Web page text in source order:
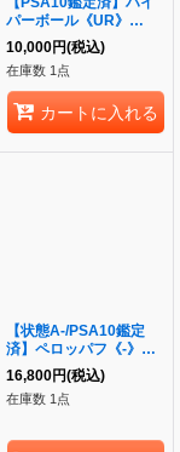
パーボール《UR》
{126/100}[その他]
10,000円(税込)
在庫数 1点
カートに入れる
【状態A-/PSA10鑑定
済】ペロッパフ《-》
{023/032}[-]
16,800円(税込)
在庫数 1点